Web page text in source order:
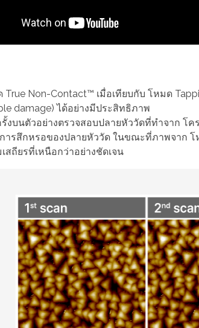
Non-Contact™ เมื่อเทียบกับ โหมด
damage) ได้อย่างมีประสิทธิภาพ
วอย่างตรวจสอบปลายหัววัดที่ทำจาก โครเ
การสึกหรอของปลายหัววัด ในขณะที่ภาพจาก
ถียรที่เหนือกว่าอย่างชัดเจน